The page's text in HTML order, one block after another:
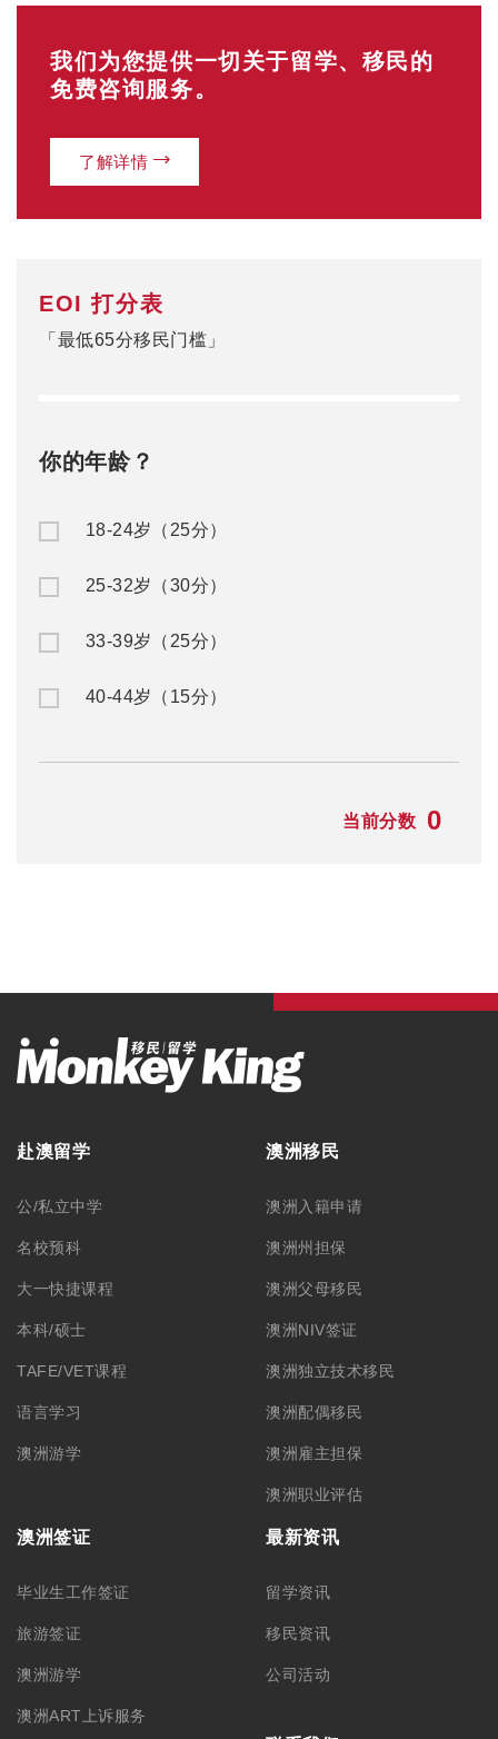
我们为您提供一切关于留学、移民的
免费咨询服务。
了解详情
EOI 打分表
「最低65分移民门槛」
你的年龄？
18-24岁（25分）
25-32岁（30分）
33-39岁（25分）
40-44岁（15分）
当前分数 0
赴澳留学
公/私立中学
名校预科
大一快捷课程
本科/硕士
TAFE/VET课程
语言学习
澳洲游学
澳洲移民
澳洲入籍申请
澳洲州担保
澳洲父母移民
澳洲NIV签证
澳洲独立技术移民
澳洲配偶移民
澳洲雇主担保
澳洲职业评估
澳洲签证
毕业生工作签证
旅游签证
澳洲游学
澳洲ART上诉服务
最新资讯
留学资讯
移民资讯
公司活动